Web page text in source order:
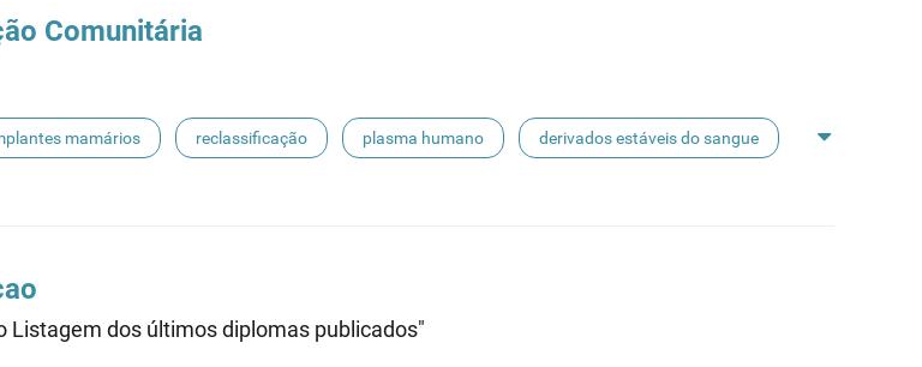
Comunitária
mamários reclassificação plasma humano derivados estáveis do sangue
Listagem dos últimos diplomas publicados"